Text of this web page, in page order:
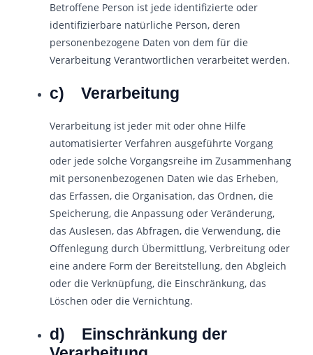
Betroffene Person ist jede identifizierte oder
identifizierbare natürliche Person, deren
personenbezogene Daten von dem für die
Verarbeitung Verantwortlichen verarbeitet werden.
c) Verarbeitung
Verarbeitung ist jeder mit oder ohne Hilfe
automatisierter Verfahren ausgeführte Vorgang
oder jede solche Vorgangsreihe im Zusammenhang
mit personenbezogenen Daten wie das Erheben,
das Erfassen, die Organisation, das Ordnen, die
Speicherung, die Anpassung oder Veränderung,
das Auslesen, das Abfragen, die Verwendung, die
Offenlegung durch Übermittlung, Verbreitung oder
eine andere Form der Bereitstellung, den Abgleich
oder die Verknüpfung, die Einschränkung, das
Löschen oder die Vernichtung.
d) Einschränkung der